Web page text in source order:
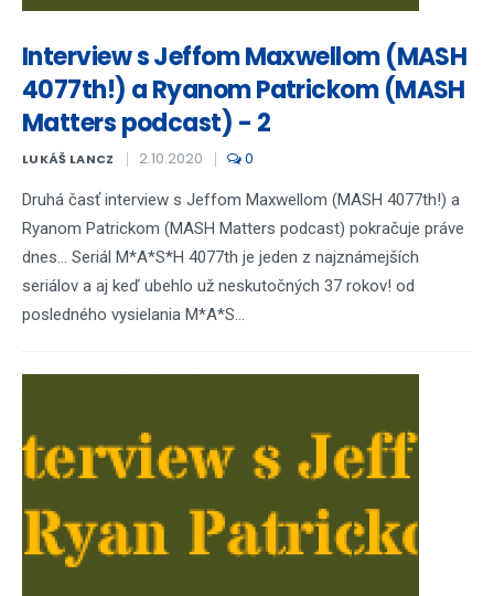
Interview s Jeffom Maxwellom (MASH
4077th!) a Ryanom Patrickom (MASH
Matters podcast) - 2
LUKÁŠ LANCZ 2.10.2020 0
Druhá časť interview s Jeffom Maxwellom (MASH 4077th!) a
Ryanom Patrickom (MASH Matters podcast) pokračuje práve
dnes... Seriál M*A*S*H 4077th je jeden z najznámejších
seriálov a aj keď ubehlo už neskutočných 37 rokov! od
posledného vysielania M*A*S...